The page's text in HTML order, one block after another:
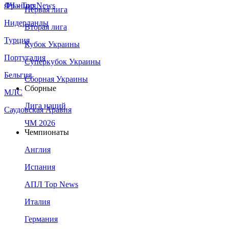
Франция
Нидерланды
Турция
Португалия
Бельгия
МЛС
Саудовская Аравия
ЛЧ - Top News
Первая лига
Вторая лига
Кубок Украины
Суперкубок Украины
Сборная Украины
Сборные
Лига наций
ЧМ 2026
Чемпионаты
Англия
Испания
АПЛ Top News
Италия
Германия